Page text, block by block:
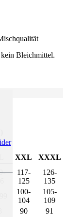
kein Bleichmittel.
XXL XXXL
117-
125
126-
135
100-
104
105-
109
90
91